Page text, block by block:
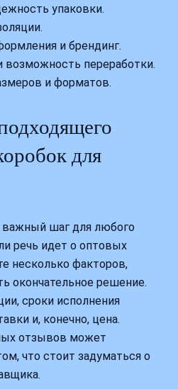
упаковки.
и брендинг.
возможность переработки.
и форматов.
для
шаг для любого
речь идет о оптовых
несколько факторов,
окончательное решение.
сроки исполнения
и, конечно, цена.
отзывов может
что стоит задуматься о